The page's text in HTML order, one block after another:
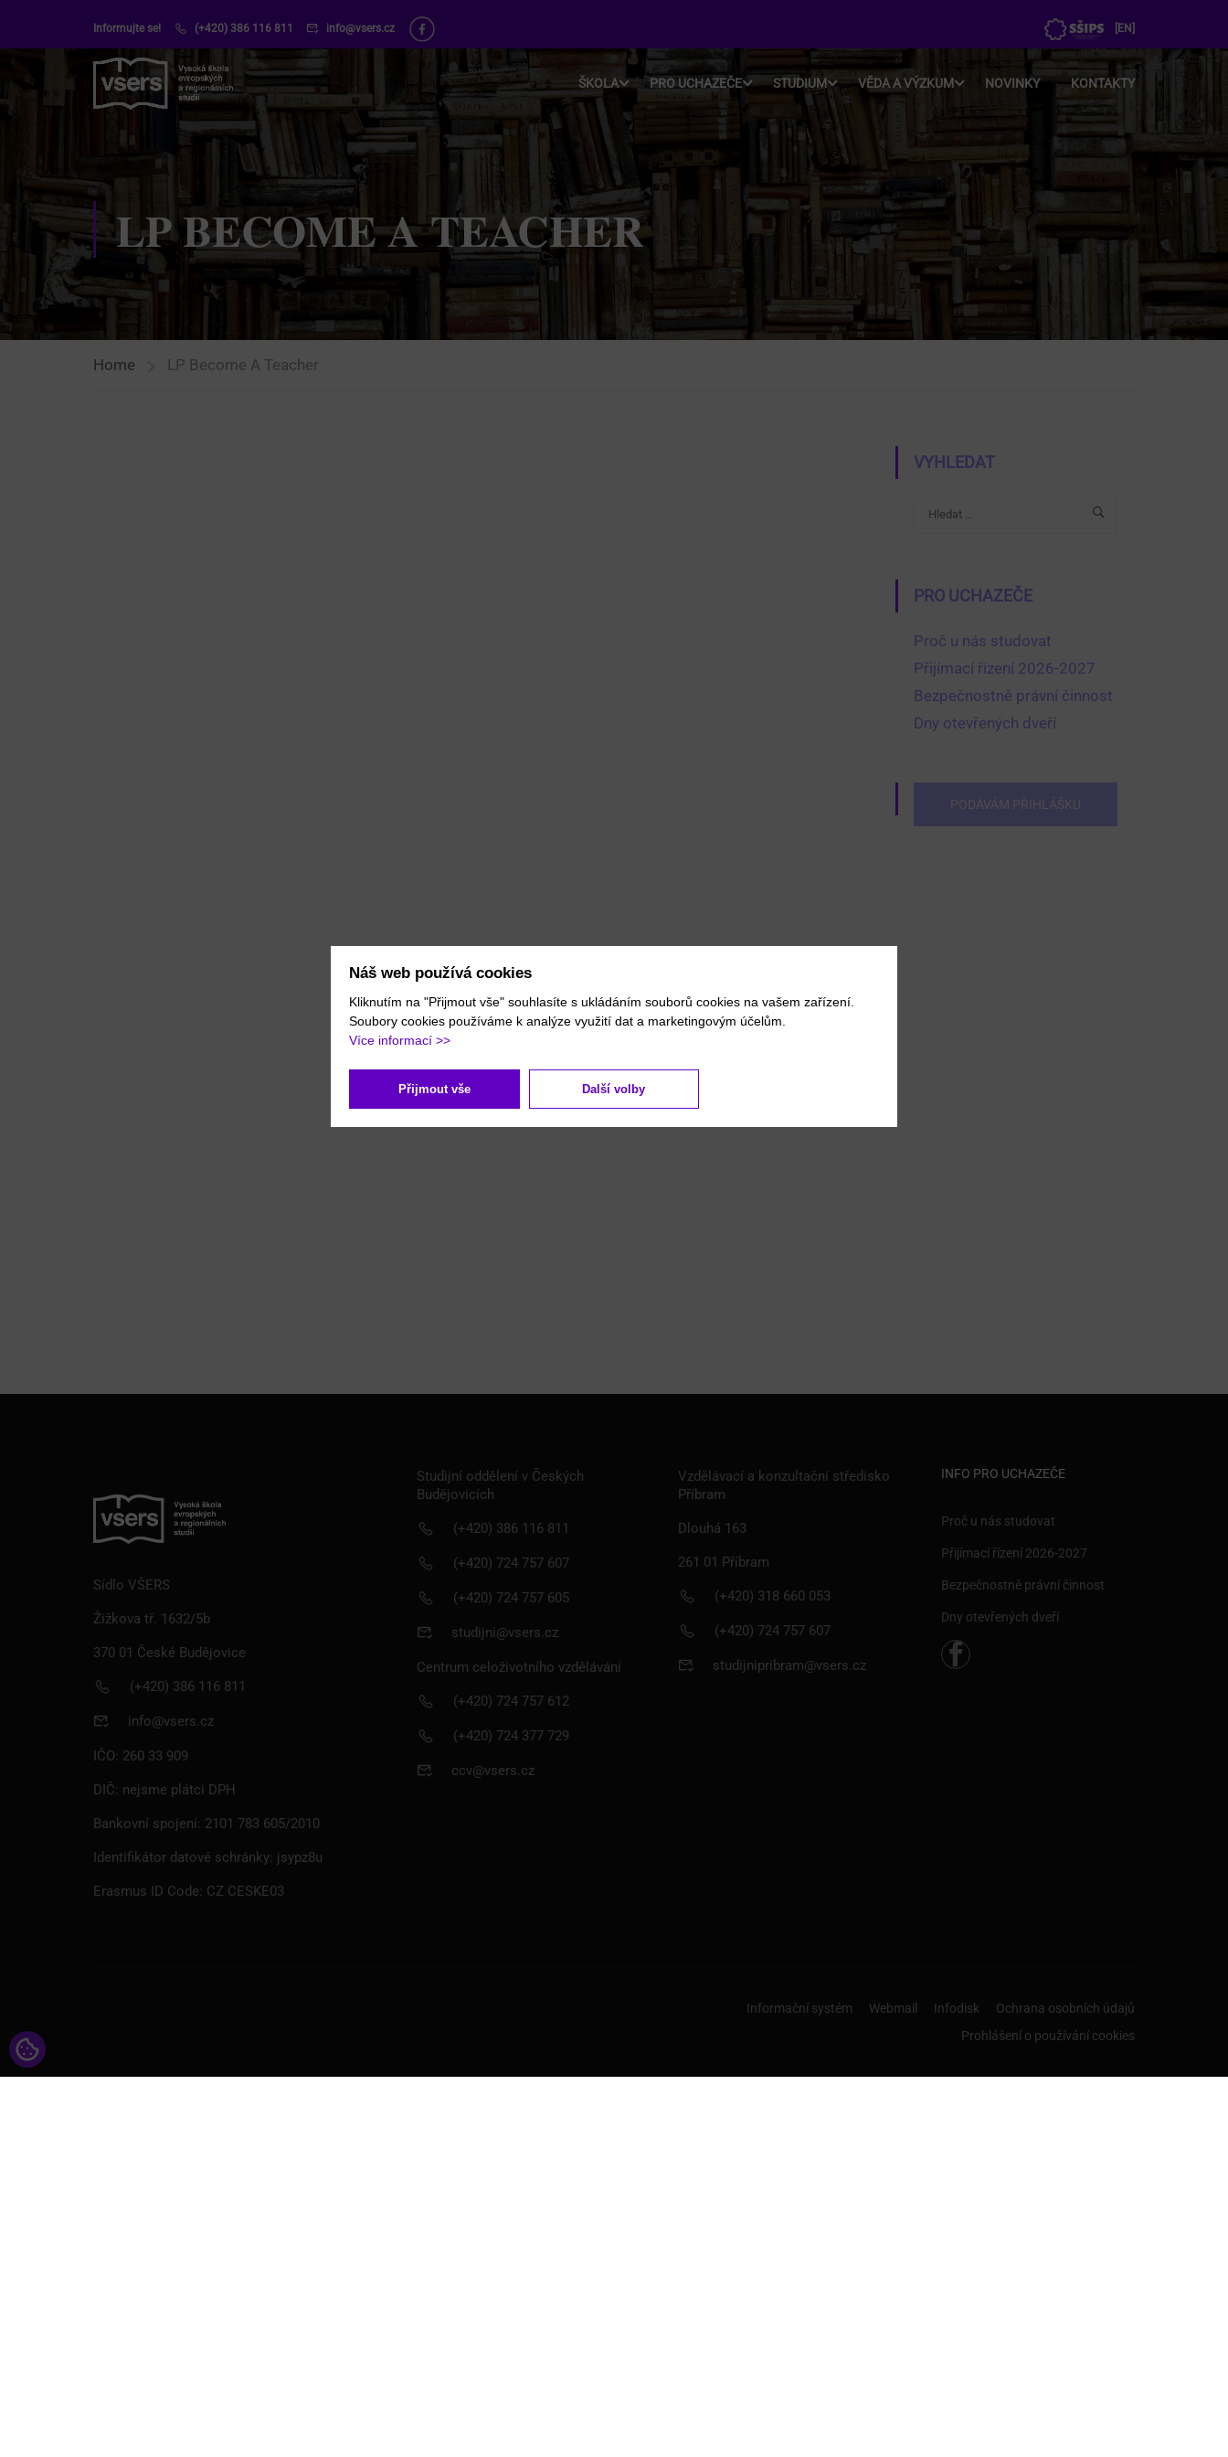
Informujte se! (+420) 386 116 811 info@vsers.cz EN
ŠKOLA PRO UCHAZEČE STUDIUM VĚDA A VÝZKUM NOVINKY KONTAKTY
LP BECOME A TEACHER
Home LP Become A Teacher
VYHLEDAT
PRO UCHAZEČE
Proč u nás studovat
Přijímací řízení 2026-2027
Bezpečnostně právní činnost
Dny otevřených dveří
PODÁVÁM PŘIHLÁŠKU
Sídlo VŠERS
Žižkova tř. 1632/5b
370 01 České Budějovice
(+420) 386 116 811
info@vsers.cz
IČO: 260 33 909
DIČ: nejsme plátci DPH
Bankovní spojení: 2101 783 605/2010
Identifikátor datové schránky: jsypz8u
Erasmus ID Code: CZ CESKE03
Studijní oddělení v Českých
Budějovicích
(+420) 386 116 811
(+420) 724 757 607
(+420) 724 757 605
studijni@vsers.cz
Centrum celoživotního vzdělávání
(+420) 724 757 612
(+420) 724 377 729
ccv@vsers.cz
Vzdělávací a konzultační středisko
Příbram
Dlouhá 163
261 01 Příbram
(+420) 318 660 053
(+420) 724 757 607
studijnipribram@vsers.cz
INFO PRO UCHAZEČE
Proč u nás studovat
Přijímací řízení 2026-2027
Bezpečnostně právní činnost
Dny otevřených dveří
Informační systém Webmail Infodisk
Ochrana osobních údajů
Prohlášení o používání cookies
CHCI ROZHODOVAT O SVÉ BUDOUCNOSTI!
Náš web používá cookies
Kliknutím na "Přijmout vše" souhlasíte s ukládáním souborů cookies na vašem zařízení.
Soubory cookies používáme k analýze využití dat a marketingovým účelům.
Více informací >>
Přijmout vše Další volby